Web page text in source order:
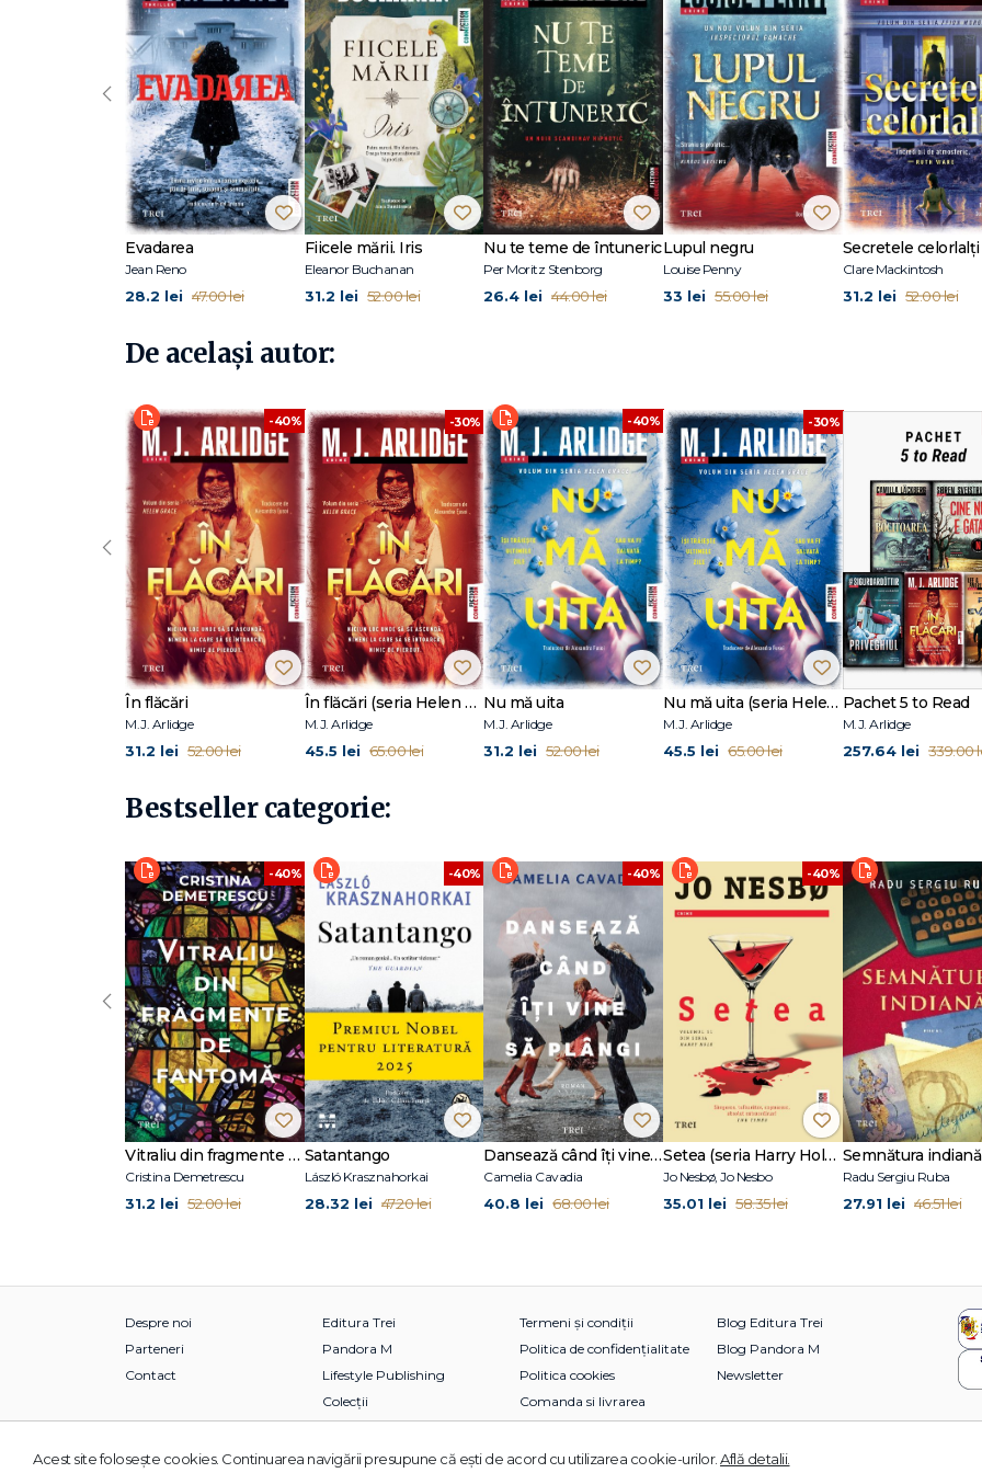
Evadarea
Jean Reno
28.2 lei 47.00 lei
Fiicele mării. Iris
Eleanor Buchanan
31.2 lei 52.00 lei
Nu te teme de întuneric
Per Moritz Stenborg
26.4 lei 44.00 lei
Lupul negru
Louise Penny
33 lei 55.00 lei
Secretele celorlalți
Clare Mackintosh
31.2 lei 52.00 lei
‹
De același autor:
-40%
În flăcări
M.J. Arlidge
31.2 lei 52.00 lei
-30%
În flăcări (seria Helen Grace, vol 13)
M.J. Arlidge
45.5 lei 65.00 lei
-40%
Nu mă uita
M.J. Arlidge
31.2 lei 52.00 lei
-30%
Nu mă uita (seria Helen Grace, vol.12)
M.J. Arlidge
45.5 lei 65.00 lei
Pachet 5 to Read
M.J. Arlidge
257.64 lei 339.00
‹
Bestseller categorie:
-40%
Vitraliu din fragmente de fantomă
Cristina Demetrescu
31.2 lei 52.00 lei
-40%
Satantango
László Krasznahorkai
28.32 lei 47.20 lei
-40%
Dansează când îți vine să plângi
Camelia Cavadia
40.8 lei 68.00 lei
-40%
Setea (seria Harry Hole, vol. 11)
Jo Nesbø, Jo Nesbo
35.01 lei 58.35 lei
Semnătura indiană
Radu Sergiu Ruba
27.91 lei 46.51 lei
‹
Despre noi
Parteneri
Contact
Editura Trei
Pandora M
Lifestyle Publishing
Colecții
Termeni și condiții
Politica de confidențialitate
Politica cookies
Comanda si livrarea
Blog Editura Trei
Blog Pandora M
Newsletter
© 2026 Grupul Editorial TREI. Toate drepturile rezervate.
Acest site foloseşte cookies. Continuarea navigării presupune că eşti de acord cu utilizarea cookie-urilor. Află detalii.